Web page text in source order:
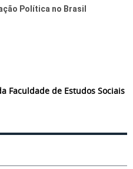
Política no Brasil
Faculdade de Estudos Sociais